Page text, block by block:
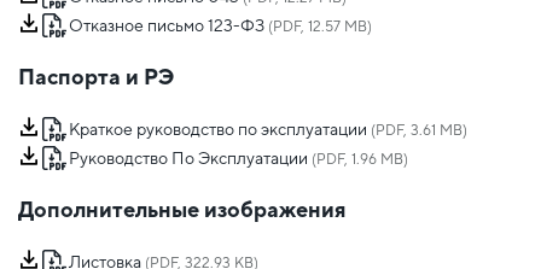
Отказное письмо 123-ФЗ (PDF, 12.57 MB)
Паспорта и РЭ
Краткое руководство по эксплуатации (PDF, 3.61 MB)
Руководство По Эксплуатации (PDF, 1.96 MB)
Дополнительные изображения
Листовка (PDF, 322.93 KB)